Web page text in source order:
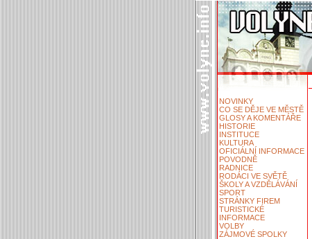
NOVINKY
CO SE DĚJE VE MĚSTĚ
GLOSY A KOMENTÁŘE
HISTORIE
INSTITUCE
KULTURA
OFICIÁLNÍ INFORMACE
POVODNĚ
RADNICE
RODÁCI VE SVĚTĚ
ŠKOLY A VZDĚLÁVÁNÍ
SPORT
STRÁNKY FIREM
TURISTICKÉ
INFORMACE
VOLBY
ZÁJMOVÉ SPOLKY